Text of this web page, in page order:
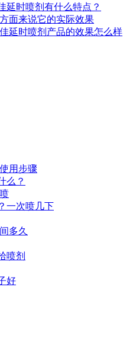
延时喷剂有什么特点？
面来说它的实际效果
延时喷剂产品的效果怎么样
用步骤
么？
一次喷几下
多久
喷剂
好